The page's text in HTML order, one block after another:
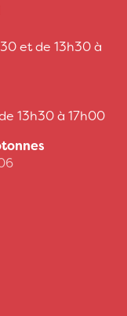
et de 13h30 à
13h30 à 17h00